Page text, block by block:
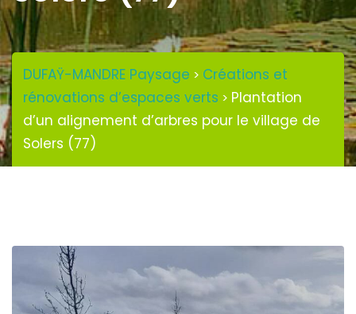
DUFAŸ-MANDRE Paysage > Créations et
rénovations d’espaces verts > Plantation
d’un alignement d’arbres pour le village de
Solers (77)